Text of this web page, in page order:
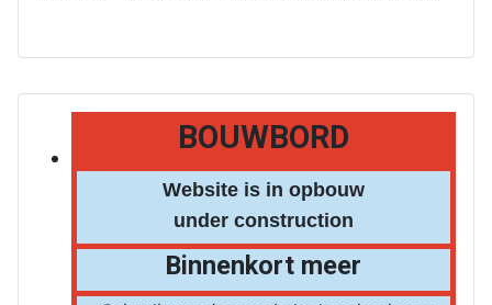
BOUWBORD
Website is in opbouw
under construction
Binnenkort meer